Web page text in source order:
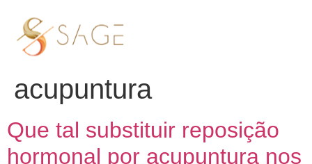
Tag: reposição
hormonal por
acupuntura
Que tal substituir reposição
hormonal por acupuntura nos